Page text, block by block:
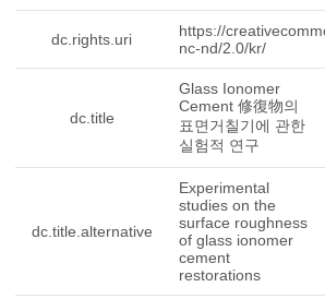
dc.rights.uri
https://
nc-nd/2.0/kr/
dc.title
Glass Ionomer
Cement 修復物의
표면거칠기에 관한
실험적 연구
dc.title.alternative
Experimental
studies on the
surface roughness
of glass ionomer
cement
restorations